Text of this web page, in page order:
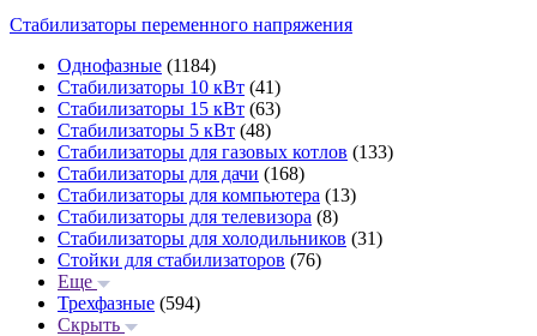
Стабилизаторы переменного напряжения
Однофазные (1184)
Стабилизаторы 10 кВт (41)
Стабилизаторы 15 кВт (63)
Стабилизаторы 5 кВт (48)
Стабилизаторы для газовых котлов (133)
Стабилизаторы для дачи (168)
Стабилизаторы для компьютера (13)
Стабилизаторы для телевизора (8)
Стабилизаторы для холодильников (31)
Стойки для стабилизаторов (76)
Еще
Трехфазные (594)
Скрыть